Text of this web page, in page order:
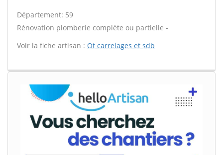
Département: 59
Rénovation plomberie complète ou partielle -
Voir la fiche artisan : Ot carrelages et sdb